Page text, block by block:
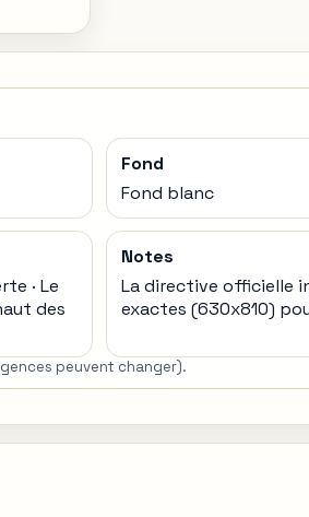
Fond
Fond blanc
· Le
des
Notes
La directive officielle
exactes (630x810)
peuvent changer).